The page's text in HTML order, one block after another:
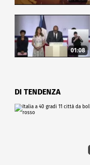
01:08
DI TENDENZA